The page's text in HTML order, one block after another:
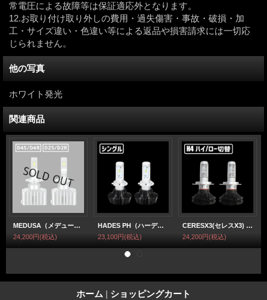
常電圧による故障等は保証適応外となります。
12.お取り付け取り外しの費用・過失傷害・事故・破損・加
工・サイズ違い・色違い等による返品や損害請求には一切応
じられません。
他の写真
ホワイト発光
関連商品
MEDUSA（メデューサ）D4S/D4R/D2S/D2SR 業界初 無加工で純正HIDをLED化 最強LEDヘッドライト6500k 16000LM
24,200円(税込)
HADES PH（ハーデス PH） H1/H3/HB3/HB4/H7/H8/H11/H16/PSX26/HIR2 8000LM 6500k ヘッドライト・フォグランプ【HLPH】
23,100円(税込)
CERESX3(セレスX3) H4 ハイ/ロー切替 ヘッドライト
24,200円(税込)
ホーム | ショッピングカート